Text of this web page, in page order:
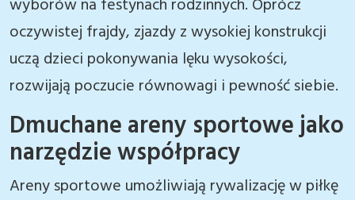
wyborów na festynach rodzinnych. Oprócz
oczywistej frajdy, zjazdy z wysokiej konstrukcji
uczą dzieci pokonywania lęku wysokości,
rozwijają poczucie równowagi i pewność siebie.
Dmuchane areny sportowe jako
narzędzie współpracy
Areny sportowe umożliwiają rywalizację w piłkę